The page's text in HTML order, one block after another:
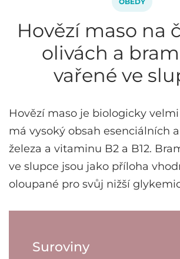
Hovězí maso na
olivách a
vařené ve
Hovězí maso je biologicky
má vysoký obsah esenciálních
železa a vitaminu B2 a B12.
ve slupce jsou jako příloha
oloupané pro svůj nižší
Suroviny